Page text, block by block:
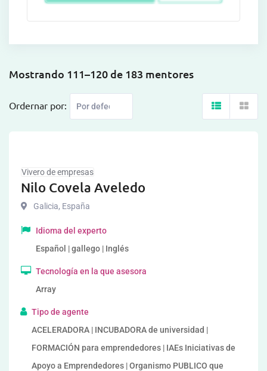
Mostrando 111–120 de 183 mentores
Ordernar por:
Vivero de empresas
Nilo Covela Aveledo
Galicia, España
Idioma del experto
Español | gallego | Inglés
Tecnología en la que asesora
Array
Tipo de agente
ACELERADORA | INCUBADORA de universidad |
FORMACIÓN para emprendedores | IAEs Iniciativas de
Apoyo a Emprendedores | Organismo PUBLICO que